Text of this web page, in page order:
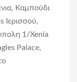
Καμπούδι
1/Xenia
Palace,